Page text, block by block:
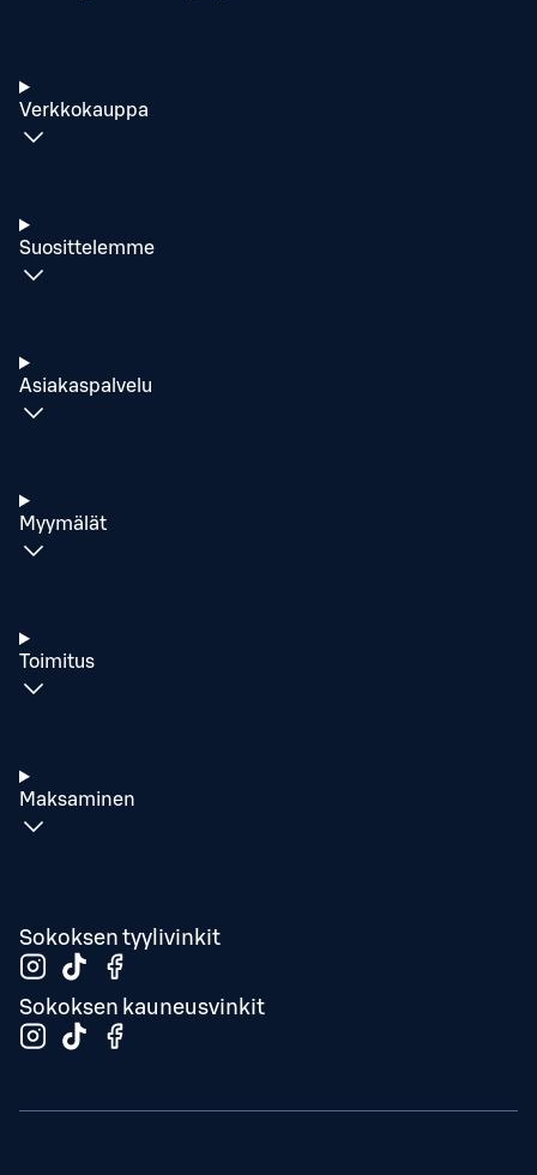
Verkkokauppa
Suosittelemme
Asiakaspalvelu
Myymälät
Toimitus
Maksaminen
Sokoksen tyylivinkit
Sokoksen kauneusvinkit